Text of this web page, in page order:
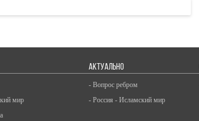
мир
АКТУАЛЬНО
- Вопрос ребром
- Россия - Исламский мир